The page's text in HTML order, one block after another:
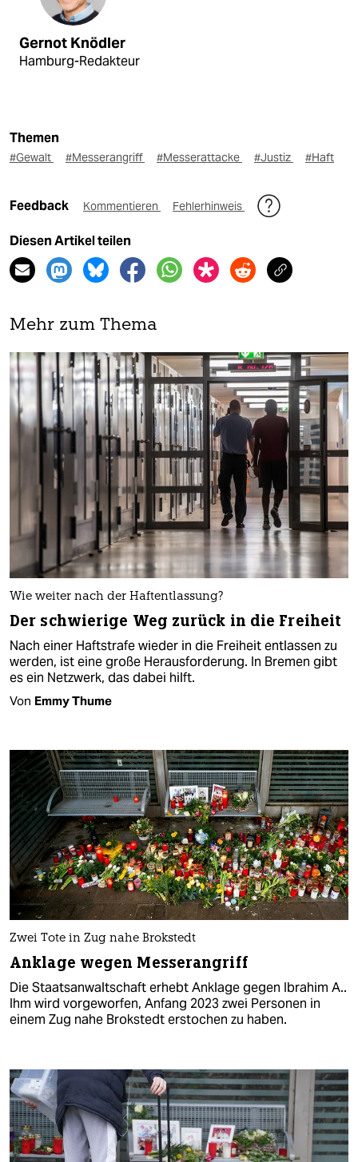
Gernot Knödler
Hamburg-Redakteur
Themen
#Gewalt #Messerangriff #Messerattacke #Justiz #Haft
Feedback Kommentieren Fehlerhinweis
Diesen Artikel teilen
Mehr zum Thema
Wie weiter nach der Haftentlassung?
Der schwierige Weg zurück in die Freiheit
Nach einer Haftstrafe wieder in die Freiheit entlassen zu
werden, ist eine große Herausforderung. In Bremen gibt
es ein Netzwerk, das dabei hilft.
Von Emmy Thume
Zwei Tote in Zug nahe Brokstedt
Anklage wegen Messerangriff
Die Staatsanwaltschaft erhebt Anklage gegen Ibrahim A..
Ihm wird vorgeworfen, Anfang 2023 zwei Personen in
einem Zug nahe Brokstedt erstochen zu haben.